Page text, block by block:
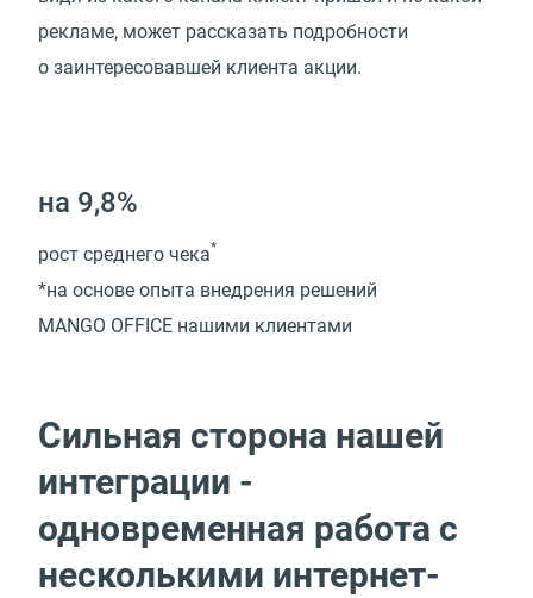
рекламе, может рассказать подробности
о заинтересовавшей клиента акции.
на 9,8%
рост среднего чека*
*на основе опыта внедрения решений
MANGO OFFICE нашими клиентами
Сильная сторона нашей
интеграции -
одновременная работа с
несколькими интернет-